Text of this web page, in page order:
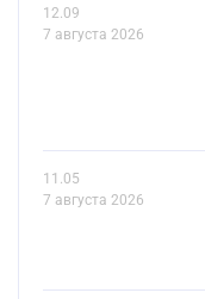
12.09
7 августа 2026
11.05
7 августа 2026